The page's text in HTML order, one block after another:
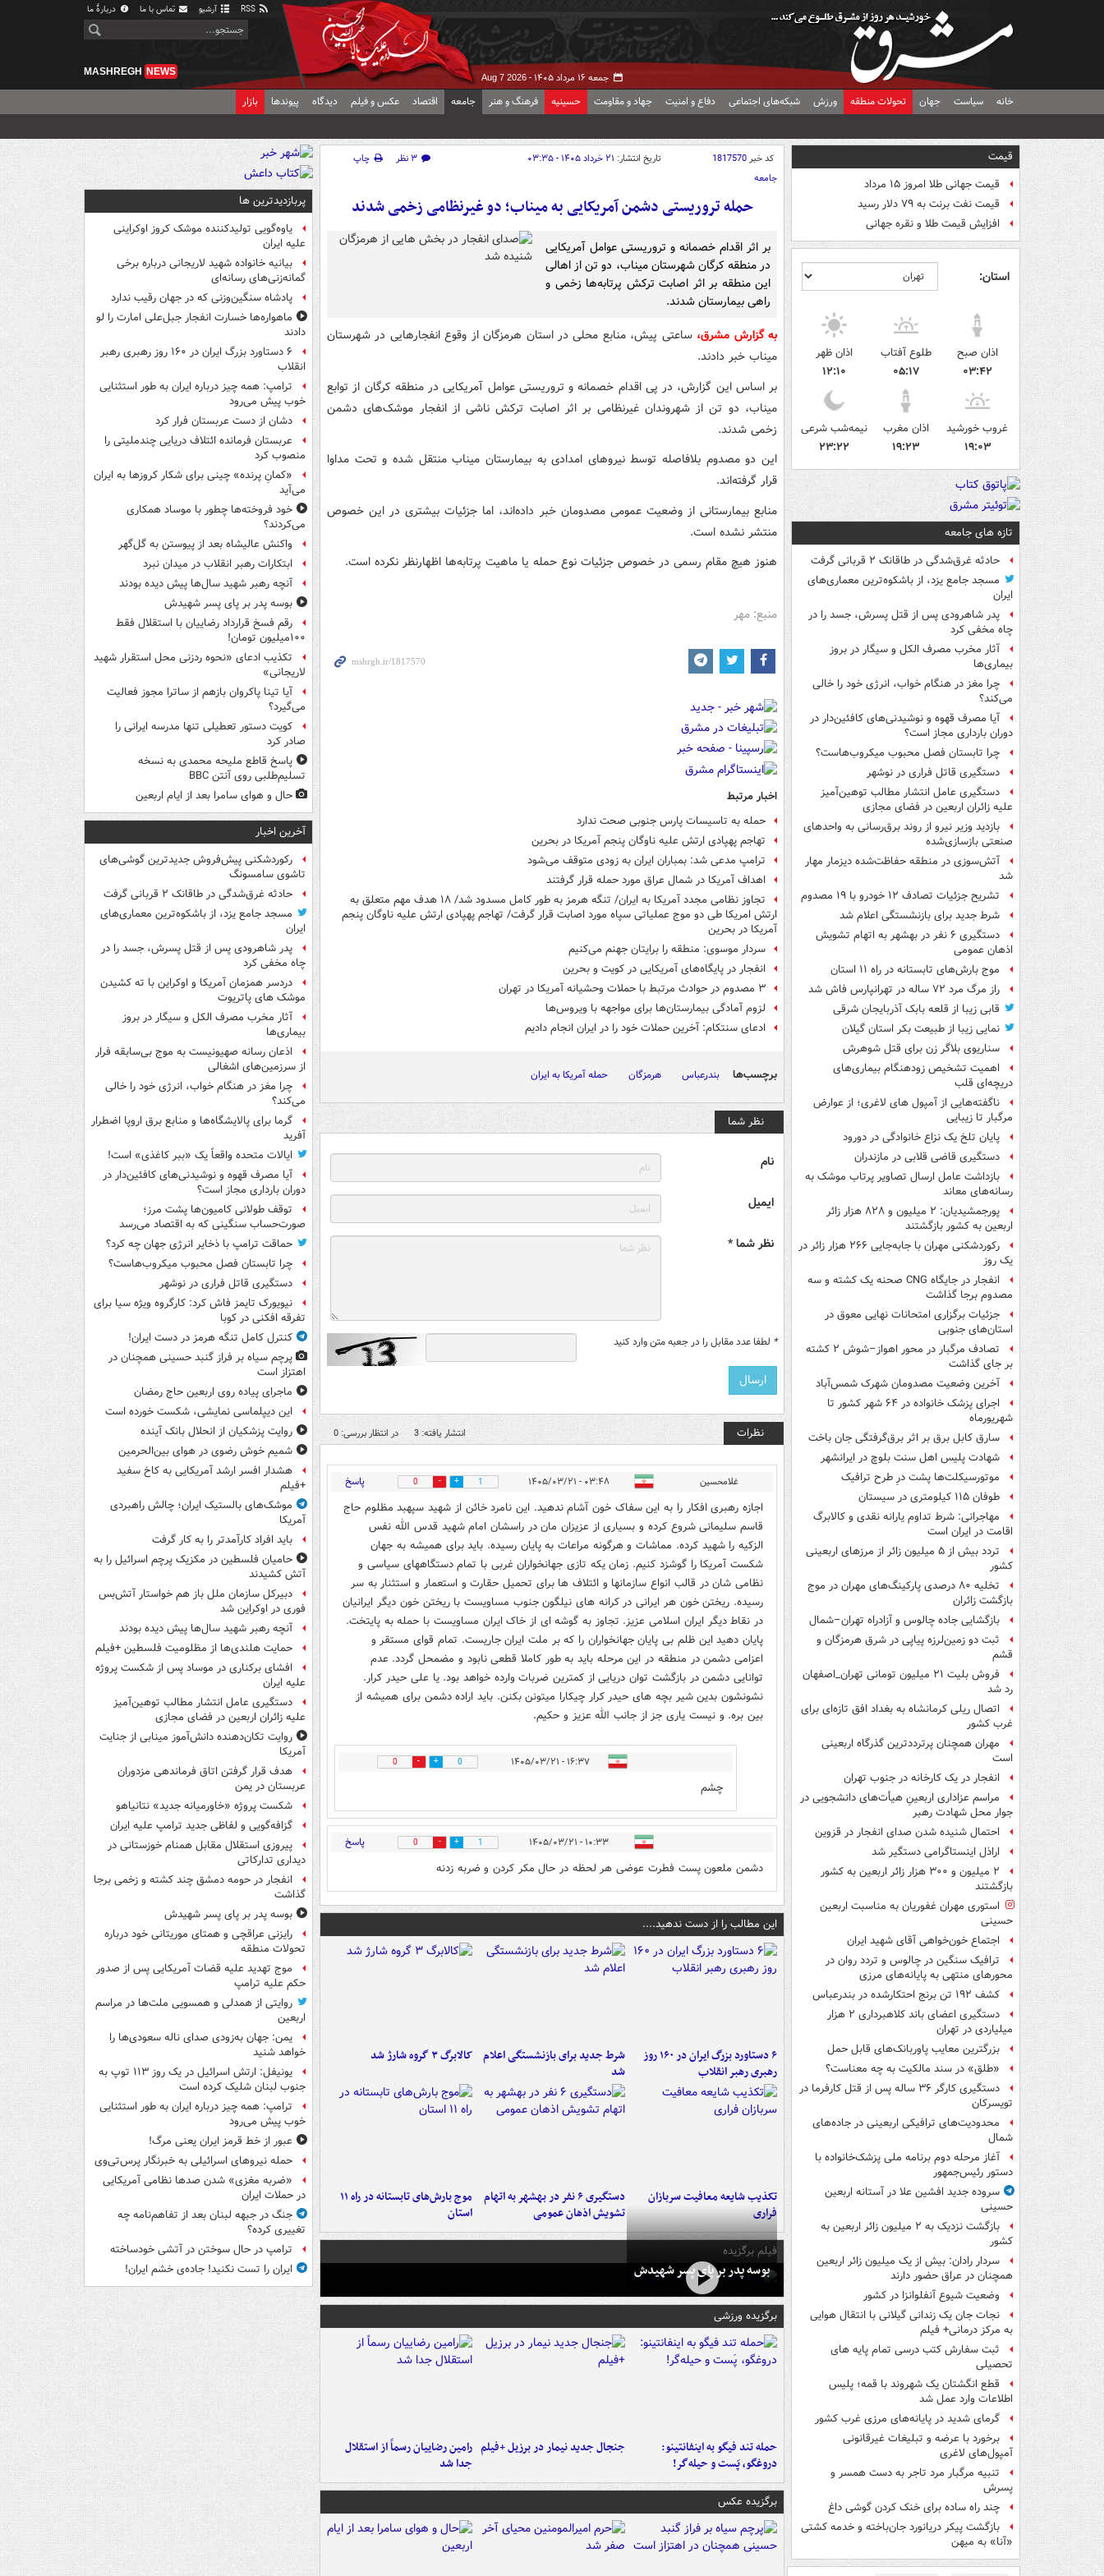
آرشیو تماس با ما دربارهٔ ما
جمعه ۱۶ مرداد ۱۴۰۵ - Aug 7 2026
MASHREGH NEWS
خانه سیاست جهان تحولات منطقه ورزش شبکه‌های اجتماعی دفاع و امنیت جهاد و مقاومت حسینیه فرهنگ و هنر جامعه اقتصاد عکس و فیلم دیدگاه پیوندها بازار
قیمت
قیمت جهانی طلا امروز ۱۵ مرداد
قیمت نفت برنت به ۷۹ دلار رسید
افزایش قیمت طلا و نقره جهانی
استان:
اذان صبح
۰۳:۴۲
طلوع آفتاب
۰۵:۱۷
اذان ظهر
۱۲:۱۰
غروب خورشید
۱۹:۰۳
اذان مغرب
۱۹:۲۳
نیمه‌شب شرعی
۲۳:۲۲
تازه های جامعه
حادثه غرق‌شدگی در طاقانک ۲ قربانی گرفت
مسجد جامع یزد، از باشکوه‌ترین معماری‌های
ایران
پدر شاهرودی پس از قتل پسرش، جسد را در
چاه مخفی کرد
آثار مخرب مصرف الکل و سیگار در بروز
بیماری‌ها
چرا مغز در هنگام خواب، انرژی خود را خالی
می‌کند؟
آیا مصرف قهوه و نوشیدنی‌های کافئین‌دار در
دوران بارداری مجاز است؟
چرا تابستان فصل محبوب میکروب‌هاست؟
دستگیری قاتل فراری در نوشهر
دستگیری عامل انتشار مطالب توهین‌آمیز
علیه زائران اربعین در فضای مجازی
بازدید وزیر نیرو از روند برق‌رسانی به واحدهای
صنعتی بازسازی‌شده
آتش‌سوزی در منطقه حفاظت‌شده دیزمار مهار
شد
تشریح جزئیات تصادف ۱۲ خودرو با ۱۹ مصدوم
شرط جدید برای بازنشستگی اعلام شد
دستگیری ۶ نفر در بهشهر به اتهام تشویش
اذهان عمومی
موج بارش‌های تابستانه در راه ۱۱ استان
راز مرگ مرد ۷۲ ساله در تهرانپارس فاش شد
قابی زیبا از قلعه بابک آذربایجان شرقی
نمایی زیبا از طبیعت بکر استان گیلان
سناریوی بلاگر زن برای قتل شوهرش
اهمیت تشخیص زودهنگام بیماری‌های
دریچه‌ای قلب
ناگفته‌هایی از آمپول های لاغری؛ از عوارض
مرگبار تا زیبایی
پایان تلخ یک نزاع خانوادگی در دورود
دستگیری قاضی قلابی در مازندران
بازداشت عامل ارسال تصاویر پرتاب موشک به
رسانه‌های معاند
پورجمشیدیان: ۲ میلیون و ۸۲۸ هزار زائر
اربعین به کشور بازگشتند
رکوردشکنی مهران با جابه‌جایی ۲۶۶ هزار زائر در
یک روز
انفجار در جایگاه CNG صحنه یک کشته و سه
مصدوم برجا گذاشت
جزئیات برگزاری امتحانات نهایی معوق در
استان‌های جنوبی
تصادف مرگبار در محور اهواز–شوش ۲ کشته
بر جای گذاشت
آخرین وضعیت مصدومان شهرک شمس‌آباد
اجرای پزشک خانواده در ۶۴ شهر کشور تا
شهریورماه
سارق کابل برق بر اثر برق‌گرفتگی جان باخت
شهادت پلیس اهل سنت بلوچ در ایرانشهر
موتورسیکلت‌ها پشت درِ طرح ترافیک
طوفان ۱۱۵ کیلومتری در سیستان
مهاجرانی: شرط تداوم یارانه نقدی و کالابرگ
اقامت در ایران است
تردد بیش از ۵ میلیون زائر از مرزهای اربعینی
کشور
تخلیه ۸۰ درصدی پارکینگ‌های مهران در موج
بازگشت زائران
بازگشایی جاده چالوس و آزادراه تهران–شمال
ثبت دو زمین‌لرزه پیاپی در شرق هرمزگان و
قشم
فروش بلیت ۲۱ میلیون تومانی تهران_اصفهان
رد شد
اتصال ریلی کرمانشاه به بغداد افق تازه‌ای برای
غرب کشور
مهران همچنان پرترددترین گذرگاه اربعینی
است
انفجار در یک کارخانه در جنوب تهران
مراسم عزاداری اربعینِ هیأت‌های دانشجویی در
جوار محل شهادت رهبر
احتمال شنیده شدن صدای انفجار در قزوین
اراذل اینستاگرامی دستگیر شد
۲ میلیون و ۳۰۰ هزار زائر اربعین به کشور
بازگشتند
استوری مهران غفوریان به مناسبت اربعین
حسینی
اجتماع خون‌خواهی آقای شهید ایران
ترافیک سنگین در چالوس و تردد روان در
محورهای منتهی به پایانه‌های مرزی
کشف ۱۹۲ تن برنج احتکارشده در بندرعباس
دستگیری اعضای باند کلاهبرداری ۲ هزار
میلیاردی در تهران
بزرگترین معایب پاوربانک‌های قابل حمل
«طلق» در سند مالکیت به چه معناست؟
دستگیری کارگر ۳۶ ساله پس از قتل کارفرما در
تویسرکان
محدودیت‌های ترافیکی اربعینی در جاده‌های
شمال‌
آغاز مرحله دوم برنامه ملی پزشک‌خانواده با
دستور رئیس‌جمهور
سروده جدید افشین علا در آستانه اربعین
حسینی
بازگشت نزدیک به ۲ میلیون زائر اربعین به
کشور
سردار رادان: بیش از یک میلیون زائر اربعین
همچنان در عراق حضور دارند
وضعیت شیوع آنفلوانزا در کشور
نجات جان یک زندانی گیلانی با انتقال هوایی
به مرکز درمانی+ فیلم
ثبت سفارش کتب درسی تمام پایه های
تحصیلی
قطع انگشتان یک شهروند با قمه؛ پلیس
اطلاعات وارد عمل شد
گرمای شدید در پایانه‌های مرزی غرب کشور
برخورد با عرضه و تبلیغات غیرقانونی
آمپول‌های لاغری
تنبیه مرگبار مرد تاجر به دست همسر و
پسرش
چند راه‌ ساده برای خنک کردن گوشی داغ
بازگشت پیکر دریانورد جان‌باخته و خدمه کشتی
«آنا» به میهن
کد خبر1817570 تاریخ انتشار: ۲۱ خرداد ۱۴۰۵ - ۰۳:۳۵ ۳ نظر
چاپ
جامعه
حمله تروریستی دشمن آمریکایی به میناب؛ دو غیرنظامی زخمی شدند
بر اثر اقدام خصمانه و تروریستی عوامل آمریکایی
در منطقه کرگان شهرستان میناب، دو تن از اهالی
این منطقه بر اثر اصابت ترکش پرتابه‌ها زخمی و
راهی بیمارستان شدند.
به گزارش مشرق، ساعتی پیش، منابع محلی در استان هرمزگان از وقوع انفجارهایی در شهرستان
میناب خبر دادند.
بر اساس این گزارش، در پی اقدام خصمانه و تروریستی عوامل آمریکایی در منطقه کرگان از توابع
میناب، دو تن از شهروندان غیرنظامی بر اثر اصابت ترکش ناشی از انفجار موشک‌های دشمن
زخمی شدند.
این دو مصدوم بلافاصله توسط نیروهای امدادی به بیمارستان میناب منتقل شده و تحت مداوا
قرار گرفته‌اند.
منابع بیمارستانی از وضعیت عمومی مصدومان خبر داده‌اند، اما جزئیات بیشتری در این خصوص
منتشر نشده است.
هنوز هیچ مقام رسمی در خصوص جزئیات نوع حمله یا ماهیت پرتابه‌ها اظهارنظر نکرده است.
منبع: مهر
اخبار مرتبط
حمله به تاسیسات پارس جنوبی صحت ندارد
تهاجم پهپادی ارتش علیه ناوگان پنجم آمریکا در بحرین
ترامپ مدعی شد: بمباران ایران به زودی متوقف می‌شود
اهداف آمریکا در شمال عراق مورد حمله قرار گرفتند
تجاوز نظامی مجدد آمریکا به ایران/ تنگه هرمز به طور کامل مسدود شد/ ۱۸ هدف مهم متعلق به
ارتش امریکا طی دو موج عملیاتی سپاه مورد اصابت قرار گرفت/ تهاجم پهپادی ارتش علیه ناوگان پنجم
آمریکا در بحرین
سردار موسوی: منطقه را برایتان جهنم می‌کنیم
انفجار در پایگاه‌های آمریکایی در کویت و بحرین
۳ مصدوم در حوادث مرتبط با حملات وحشیانه آمریکا در تهران
لزوم آمادگی بیمارستان‌ها برای مواجهه با ویروس‌ها
ادعای سنتکام: آخرین حملات خود را در ایران انجام دادیم
برچسب‌ها بندرعباس هرمزگان حمله آمریکا به ایران
نظر شما
نام
ایمیل
نظر شما *
* لطفا عدد مقابل را در جعبه متن وارد کنید
نظرات انتشار یافته: 3 در انتظار بررسی: 0
غلامحسین ۰۳:۴۸ - ۱۴۰۵/۰۳/۲۱ 1
0 پاسخ
اجازه رهبری افکار را به این سفاک خون آشام ندهید. این نامرد خائن از شهید سپهبد مظلوم حاج
قاسم سلیمانی شروع کرده و بسیاری از عزیزان مان در راسشان امام شهید قدس الله نفس
الزکیه را شهید کرده. مماشات و هرگونه مراعات به پایان رسیده. باید برای همیشه به جهان
شکست آمریکا را گوشزد کنیم. زمان یکه تازی جهانخواران غربی با تمام دستگاههای سیاسی و
نظامی شان در قالب انواع سازمانها و ائتلاف ها برای تحمیل حقارت و استعمار و استثنار به سر
رسیده. ریختن خون هر ایرانی در کرانه های نیلگون جنوب مساویست با ریختن خون دیگر ایرانیان
در نقاط دیگر ایران اسلامی عزیز. تجاوز به گوشه ای از خاک ایران مساویست با حمله به پایتخت.
پایان دهید این ظلم بی پایان جهانخواران را که بر ملت ایران جاریست. تمام قوای مستقر و
اعزامی دشمن در منطقه در این مرحله باید به طور کاملا قطعی نابود و مضمحل گردد. عدم
توانایی دشمن در بازگشت توان دریایی از کمترین ضربات وارده خواهد بود. یا علی حیدر کرار.
نشونشون بدین شیر بچه های حیدر کرار چیکارا میتونن بکنن. باید اراده دشمن برای همیشه از
بین بره. و نیست یاری جز از جانب الله عزیز و حکیم.
۱۶:۳۷ - ۱۴۰۵/۰۳/۲۱ 0
0
چشم
۱۰:۳۳ - ۱۴۰۵/۰۳/۲۱ 1
0 پاسخ
دشمن ملعون پست فطرت عوضی هر لحظه در حال مکر کردن و ضربه زدنه
این مطالب را از دست ندهید....
۶ دستاورد بزرگ ایران در ۱۶۰ روز
رهبری رهبر انقلاب
شرط جدید برای بازنشستگی اعلام
شد
کالابرگ ۳ گروه شارژ شد
تکذیب شایعه معافیت سربازان
فراری
دستگیری ۶ نفر در بهشهر به اتهام
تشویش اذهان عمومی
موج بارش‌های تابستانه در راه ۱۱
استان
فیلم برگزیده
بوسه‌ پدر بر پای پسر شهیدش
برگزیده ورزشی
حمله تند فیگو به اینفانتینو:
دروغگو، پَست‌ و حیله‌گر!
جنجال جدید نیمار در برزیل +فیلم رامین رضاییان رسماً از استقلال
جدا شد
برگزیده عکس
پربازدیدترین ها
یاوه‌گویی تولیدکننده موشک کروز اوکراینی
علیه ایران
بیانیه خانواده شهید لاریجانی درباره برخی
گمانه‌زنی‌های رسانه‌ای
پادشاه سنگین‌وزنی که در جهان رقیب ندارد
ماهواره‌ها خسارت انفجار جبل‌علی امارت را لو
دادند
۶ دستاورد بزرگ ایران در ۱۶۰ روز رهبری رهبر
انقلاب
ترامپ: همه چیز درباره ایران به طور استثنایی
خوب پیش می‌رود
دشان از دست عربستان فرار کرد
عربستان فرمانده ائتلاف دریایی چندملیتی را
منصوب کرد
«کمانِ پرنده» چینی برای شکار کروزها به ایران
می‌آید
خود فروخته‌ها چطور با موساد همکاری
می‌کردند؟
واکنش عالیشاه بعد از پیوستن به گل‌گهر
ابتکارات رهبر انقلاب در میدان نبرد
آنچه رهبر شهید سال‌ها پیش دیده بودند
بوسه‌ پدر بر پای پسر شهیدش
رقم فسخ قرارداد رضاییان با استقلال فقط
۱۰۰میلیون تومان!
تکذیب ادعای «نحوه ردزنی محل استقرار شهید
لاریجانی»
آیا تینا پاکروان بازهم از ساترا مجوز فعالیت
می‌گیرد؟
کویت دستور تعطیلی تنها مدرسه ایرانی را
صادر کرد
پاسخ قاطع ملیحه محمدی به نسخه
تسلیم‌طلبی روی آنتن BBC
حال و هوای سامرا بعد از ایام اربعین
آخرین اخبار
رکوردشکنی پیش‌فروش جدیدترین گوشی‌های
تاشوی سامسونگ
حادثه غرق‌شدگی در طاقانک ۲ قربانی گرفت
مسجد جامع یزد، از باشکوه‌ترین معماری‌های
ایران
پدر شاهرودی پس از قتل پسرش، جسد را در
چاه مخفی کرد
دردسر همزمان آمریکا و اوکراین با ته کشیدن
موشک های پاتریوت
آثار مخرب مصرف الکل و سیگار در بروز
بیماری‌ها
اذعان رسانه صهیونیست به موج بی‌سابقه فرار
از سرزمین‌های اشغالی
چرا مغز در هنگام خواب، انرژی خود را خالی
می‌کند؟
گرما برای پالایشگاه‌ها و منابع برق اروپا اضطرار
آفرید
ایالات متحده واقعاً یک «ببر کاغذی» است!
آیا مصرف قهوه و نوشیدنی‌های کافئین‌دار در
دوران بارداری مجاز است؟
توقف طولانی کامیون‌ها پشت مرز؛
صورت‌حساب سنگینی که به اقتصاد می‌رسد
حماقت ترامپ با ذخایر انرژی جهان چه کرد؟
چرا تابستان فصل محبوب میکروب‌هاست؟
دستگیری قاتل فراری در نوشهر
نیویورک تایمز فاش کرد: کارگروه ویژه سیا برای
تفرقه افکنی در کوبا
کنترل کامل تنگه هرمز در دست ایران!
پرچم سیاه بر فراز گنبد حسینی همچنان در
اهتزاز است
ماجرای پیاده روی اربعین حاج رمضان
این دیپلماسی نمایشی، شکست خورده است
روایت پزشکیان از انحلال بانک آینده
شمیم خوش رضوی در هوای بین‌الحرمین
هشدار افسر ارشد آمریکایی به کاخ سفید
+فیلم
موشک‌های بالستیک ایران؛ چالش راهبردی
آمریکا
باید افراد کارآمدتر را به کار گرفت
حامیان فلسطین در مکزیک پرچم اسرائیل را به
آتش کشیدند
دبیرکل سازمان ملل باز هم خواستار آتش‌بس
فوری در اوکراین شد
آنچه رهبر شهید سال‌ها پیش دیده بودند
حمایت هلندی‌ها از مظلومیت فلسطین +فیلم
افشای برکناری در موساد پس از شکست پروژه
علیه ایران
دستگیری عامل انتشار مطالب توهین‌آمیز
علیه زائران اربعین در فضای مجازی
روایت تکان‌دهنده دانش‌آموز مینابی از جنایت
آمریکا
هدف قرار گرفتن اتاق‌ فرماندهی مزدوران
عربستان در یمن
شکست پروژه «خاورمیانه جدید» نتانیاهو
گزافه‌گویی و لفاظی جدید ترامپ علیه ایران
پیروزی استقلال مقابل همنام خوزستانی در
دیداری تدارکاتی
انفجار در حومه دمشق چند کشته و زخمی برجا
گذاشت
بوسه‌ پدر بر پای پسر شهیدش
رایزنی عراقچی و همتای موریتانی خود درباره
تحولات منطقه
موج تهدید علیه قضات آمریکایی پس از صدور
حکم علیه ترامپ
روایتی از همدلی و همسویی ملت‌ها در مراسم
اربعین
یمن: جهان به‌زودی صدای ناله سعودی‌ها را
خواهد شنید
یونیفل: ارتش اسرائیل در یک روز ۱۱۳ توپ به
جنوب لبنان شلیک کرده است
ترامپ: همه چیز درباره ایران به طور استثنایی
خوب پیش می‌رود
عبور از خط قرمز ایران یعنی مرگ!
حمله نیروهای اسرائیلی به خبرنگار پرس‌تی‌وی
«ضربه مغزی» شدن صدها نظامی آمریکایی
در حملات ایران
جنگ در جبهه لبنان بعد از تفاهم‌نامه چه
تغییری کرده؟
ترامپ در حال سوختن در آتشی خودساخته
ایران را تست نکنید! جاده‌ی خشم ایران!